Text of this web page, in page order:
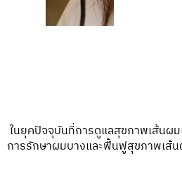
ในยุคปัจจุบันที่การดูแลสุขภาพเส้นผม
การรักษาผมบางและฟื้นฟูสุขภาพเส้